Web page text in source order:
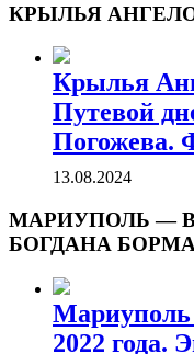
КРЫЛЬЯ
Крылья
Путевой
Погожева.
13.08.2024
МАРИУПОЛЬ —
БОГДАНА
Мариуполь
2022 года.